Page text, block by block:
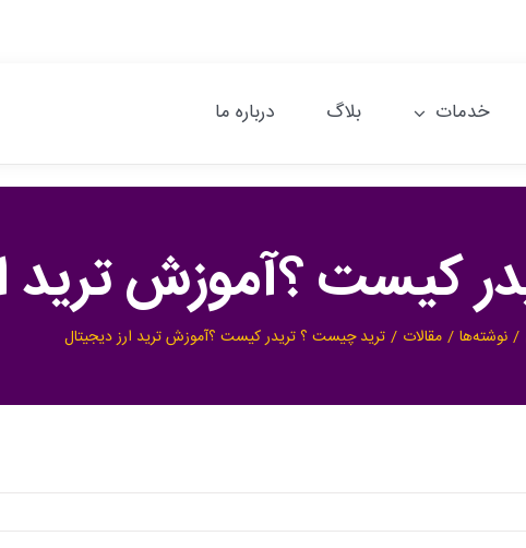
خدمات بلاگ درباره ما
کیست ؟آموزش ترید
نوشته‌ها مقالات ترید چیست ؟ تریدر کیست ؟آموزش ترید ارز دیجیتال